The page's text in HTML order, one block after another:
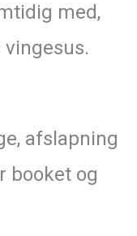
med,
afslapning
booket og